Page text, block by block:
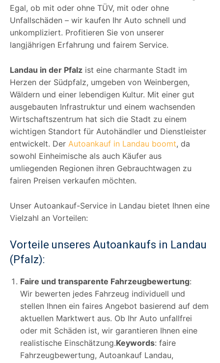
Egal, ob mit oder ohne TÜV, mit oder ohne
Unfallschäden – wir kaufen Ihr Auto schnell und
unkompliziert. Profitieren Sie von unserer
langjährigen Erfahrung und fairem Service.
Landau in der Pfalz ist eine charmante Stadt im
Herzen der Südpfalz, umgeben von Weinbergen,
Wäldern und einer lebendigen Kultur. Mit einer gut
ausgebauten Infrastruktur und einem wachsenden
Wirtschaftszentrum hat sich die Stadt zu einem
wichtigen Standort für Autohändler und Dienstleister
entwickelt. Der Autoankauf in Landau boomt, da
sowohl Einheimische als auch Käufer aus
umliegenden Regionen ihren Gebrauchtwagen zu
fairen Preisen verkaufen möchten.
Unser Autoankauf-Service in Landau bietet Ihnen eine
Vielzahl an Vorteilen:
Vorteile unseres Autoankaufs in Landau
(Pfalz):
Faire und transparente Fahrzeugbewertung:
Wir bewerten jedes Fahrzeug individuell und
stellen Ihnen ein faires Angebot basierend auf dem
aktuellen Marktwert aus. Ob Ihr Auto unfallfrei
oder mit Schäden ist, wir garantieren Ihnen eine
realistische Einschätzung.Keywords: faire
Fahrzeugbewertung, Autoankauf Landau,